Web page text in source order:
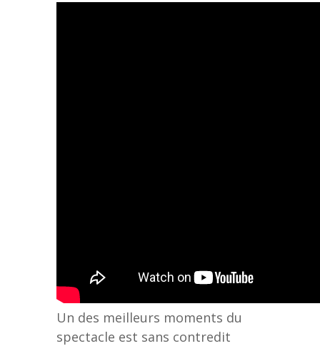
Un des meilleurs moments du
spectacle est sans contredit